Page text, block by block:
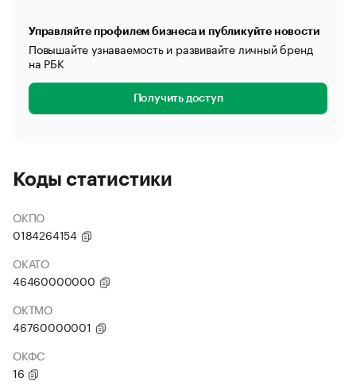
Управляйте профилем бизнеса и публикуйте новости
Повышайте узнаваемость и развивайте личный бренд
на РБК
Получить доступ
Коды статистики
ОКПО
0184264154
ОКАТО
46460000000
ОКТМО
46760000001
ОКФС
16